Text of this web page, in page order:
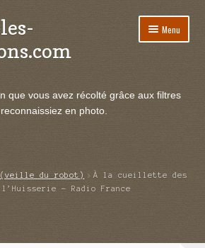
Menu
le
menu
Ouvrir
que vous avez récolté grâce aux filtres
en photo.
(veille du robot)
À la cueillette des
l’Huisserie – Radio France